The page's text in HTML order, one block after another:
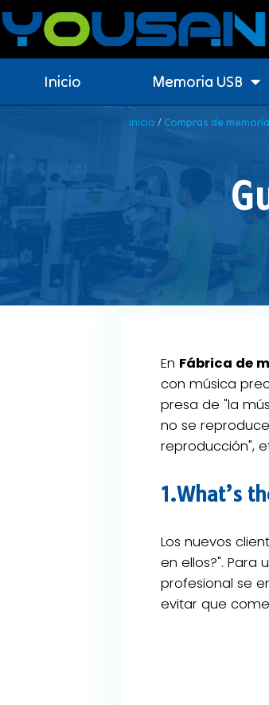
Inicio Memoria USB
Inicio / Compras de
En Fábrica de
con música
presa de "la
no se
reproducción",
1.What’s
Los nuevos
en ellos?". Para
profesional se
evitar que